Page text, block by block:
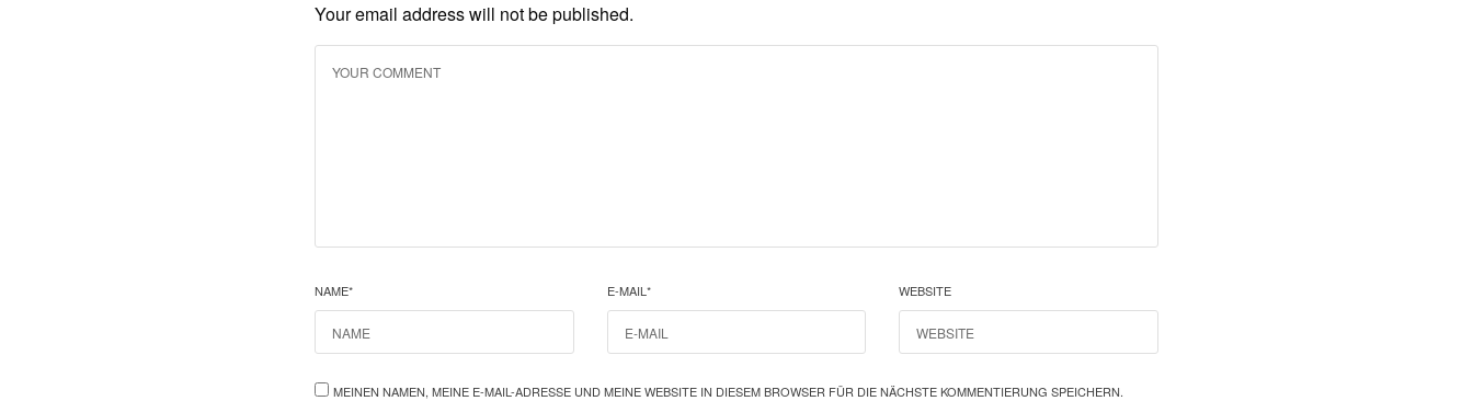
Your email address will not be published.
NAME* E-MAIL * WEBSITE
MEINEN NAMEN, MEINE E-MAIL-ADRESSE UND MEINE WEBSITE IN DIESEM BROWSER FÜR DIE NÄCHSTE KOMMENTIERUNG SPEICHERN.